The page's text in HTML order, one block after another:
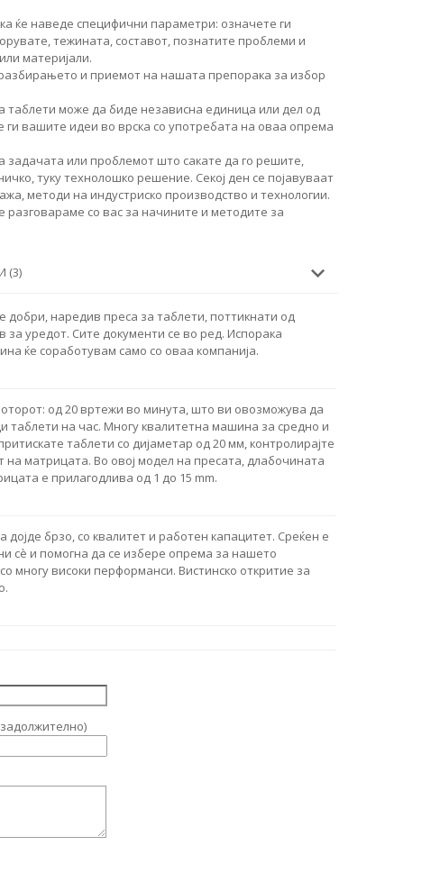
ќе наведе специфични параметри: означете ги
тежината, составот, познатите проблеми и
материјали.
и приемот на нашата препорака за избор
таблети може да биде независна единица или дел од
ги вашите идеи во врска со употребата на оваа опрема
или проблемот што сакате да го решите,
туку технолошко решение. Секој ден се појавуваат
методи на индустриско производство и технологии.
разговараме со вас за начините и методите за
(3)
наредив преса за таблети, поттикнати од
за уредот. Сите документи се во ред. Испорака
ќе соработувам само со оваа компанија.
од 20 вртежи во минута, што ви овозможува да
таблети на час. Многу квалитетна машина за средно и
таблети со дијаметар од 20 мм, контролирајте
на матрицата. Во овој модел на пресата, длабочината
е прилагодлива од 1 до 15 mm.
брзо, со квалитет и работен капацитет. Среќен е
сè и помогна да се избере опрема за нашето
многу високи перформанси. Вистинско откритие за